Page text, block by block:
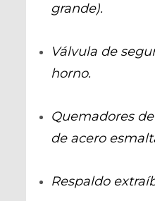
grande).
Válvula de
horno.
Quemadores
de acero
Respaldo